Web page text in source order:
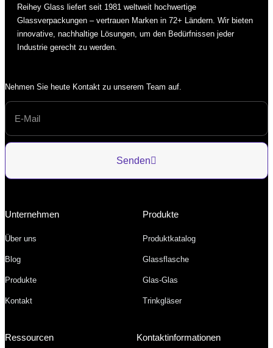
Reihey Glass liefert seit 1981 weltweit hochwertige
Glassverpackungen – vertrauen Marken in 72+ Ländern. Wir bieten
innovative, nachhaltige Lösungen, um den Bedürfnissen jeder
Industrie gerecht zu werden.
Nehmen Sie heute Kontakt zu unserem Team auf.
Senden
Unternehmen
Über uns
Blog
Produkte
Kontakt
Produkte
Produktkatalog
Glassflasche
Glas-Glas
Trinkgläser
Ressourcen Kontaktinformationen